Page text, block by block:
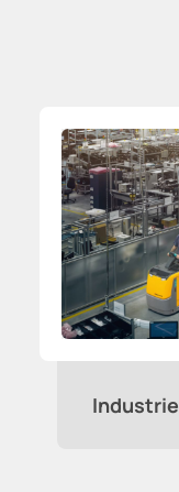
Industrie